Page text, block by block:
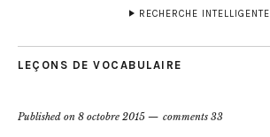
RECHERCHE INTELLIGENTE
LEÇONS DE VOCABULAIRE
Published on 8 octobre 2015 comments 33